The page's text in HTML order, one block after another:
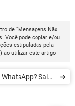
de “Mensagens Não
. Você pode copiar e/ou
estipuladas pela
) ao utilizar este artigo.
Saiba